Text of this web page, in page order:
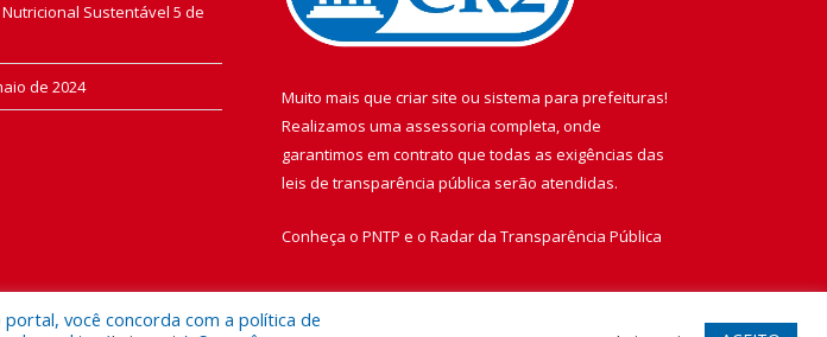
Sustentável 5 de
de 2024 Muito mais que criar site ou sistema para prefeituras!
Realizamos uma assessoria completa, onde
garantimos em contrato que todas as exigências das
leis de transparência pública serão atendidas.
Conheça o PNTP e o Radar da Transparência Pública
você concorda com a política de